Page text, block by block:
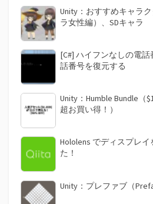
Unity：おすすめキャラ
ラ女性編）、SDキャラ
[C#] ハイフンなしの電
話番号を復元する
Unity：Humble Bundle（
超お買い得！）
Hololens でディスプレ
た！
Unity：プレファブ（